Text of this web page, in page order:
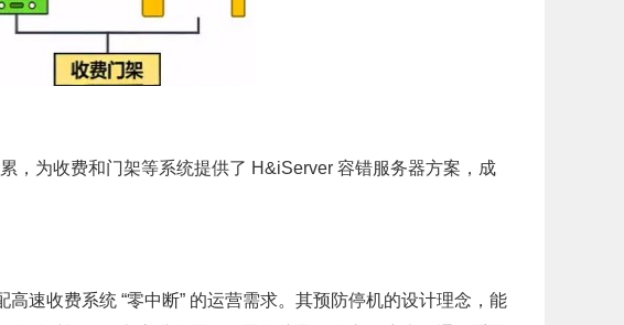
，为收费和门架等系统提供了 H&iServer 容错服务器方案，成
速收费系统 “零中断” 的运营需求。其预防停机的设计理念，能